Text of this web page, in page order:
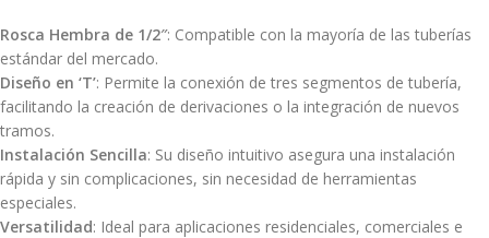
Rosca Hembra de 1/2″: Compatible con la mayoría de las tuberías
estándar del mercado.
Diseño en ‘T’: Permite la conexión de tres segmentos de tubería,
facilitando la creación de derivaciones o la integración de nuevos
tramos.
Instalación Sencilla: Su diseño intuitivo asegura una instalación
rápida y sin complicaciones, sin necesidad de herramientas
especiales.
Versatilidad: Ideal para aplicaciones residenciales, comerciales e